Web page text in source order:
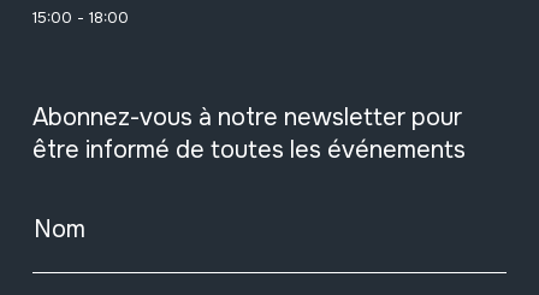
15:00 - 18:00
Abonnez-vous à notre newsletter pour
être informé de toutes les événements
Nom